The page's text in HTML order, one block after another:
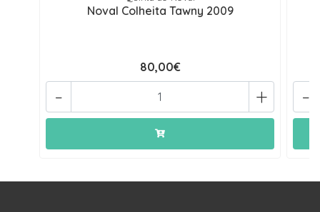
Noval Colheita Tawny 2009
80,00€
+
- -